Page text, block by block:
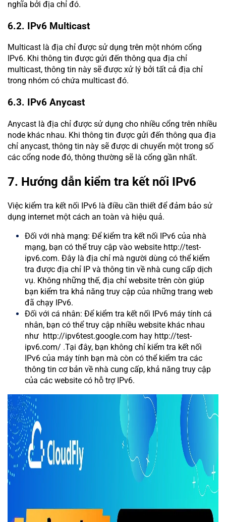
nghĩa bởi địa chỉ đó.
6.2. IPv6 Multicast
Multicast là địa chỉ được sử dụng trên một nhóm cổng
IPv6. Khi thông tin được gửi đến thông qua địa chỉ
multicast, thông tin này sẽ được xử lý bởi tất cả địa chỉ
trong nhóm có chứa multicast đó.
6.3. IPv6 Anycast
Anycast là địa chỉ được sử dụng cho nhiều cổng trên nhiều
node khác nhau. Khi thông tin được gửi đến thông qua địa
chỉ anycast, thông tin này sẽ được di chuyển một trong số
các cổng node đó, thông thường sẽ là cổng gần nhất.
7. Hướng dẫn kiểm tra kết nối IPv6
Việc kiểm tra kết nối IPv6 là điều cần thiết để đảm bảo sử
dụng internet một cách an toàn và hiệu quả.
Đối với nhà mạng: Để kiểm tra kết nối IPv6 của nhà
mạng, bạn có thể truy cập vào website http://test-
ipv6.com. Đây là địa chỉ mà người dùng có thể kiểm
tra được địa chỉ IP và thông tin về nhà cung cấp dịch
vụ. Không những thế, địa chỉ website trên còn giúp
bạn kiểm tra khả năng truy cập của những trang web
đã chạy IPv6.
Đối với cá nhân: Để kiểm tra kết nối IPv6 máy tính cá
nhân, bạn có thể truy cập nhiều website khác nhau
như http://ipv6test.google.com hay http://test-
ipv6.com/ .Tại đây, bạn không chỉ kiểm tra kết nối
IPv6 của máy tính bạn mà còn có thể kiểm tra các
thông tin cơ bản về nhà cung cấp, khả năng truy cập
của các website có hỗ trợ IPv6.